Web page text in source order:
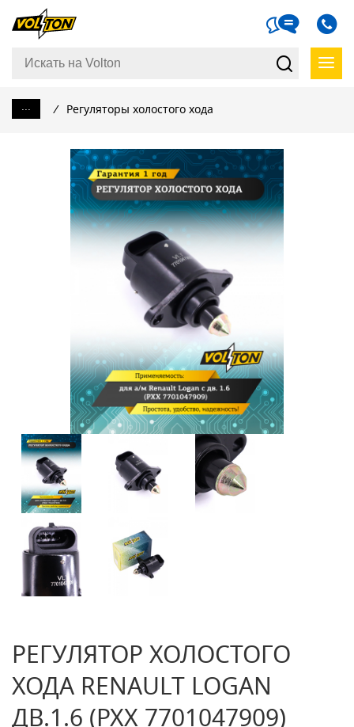
... / Регуляторы холостого хода
РЕГУЛЯТОР ХОЛОСТОГО
ХОДА RENAULT LOGAN
ДВ.1.6 (РХХ 7701047909)